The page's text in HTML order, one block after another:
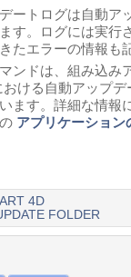
ートログは自動ア
す。ログには実行
たエラーの情報も
ンドは、組み込み
おける自動アップ
ます。詳細な情報
アプリケーション
4D
FOLDER